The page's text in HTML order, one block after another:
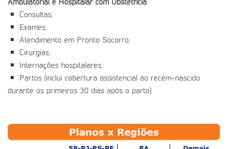
Ambulatorial e Hospitalar com Obstetrícia
Consultas;
Exames;
Atendimento em Pronto Socorro;
Cirurgias;
Internações hospitalares;
Partos (inclui cobertura assistencial ao recém-nascido
durante os primeiros 30 dias após o parto)